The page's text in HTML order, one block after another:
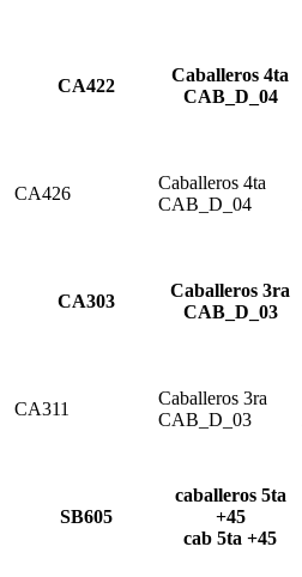
CA422
Caballeros 4ta
CAB_D_04
CA426
Caballeros 4ta
CAB_D_04
CA303
Caballeros 3ra
CAB_D_03
CA311
Caballeros 3ra
CAB_D_03
SB605
caballeros 5ta
+45
cab 5ta +45